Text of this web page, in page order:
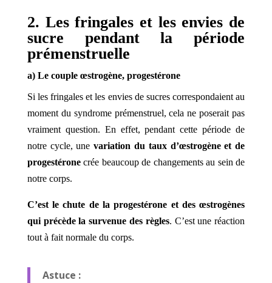
2. Les fringales et les envies de
sucre pendant la période
prémenstruelle
a) Le couple œstrogène, progestérone
Si les fringales et les envies de sucres correspondaient au
moment du syndrome prémenstruel, cela ne poserait pas
vraiment question. En effet, pendant cette période de
notre cycle, unevariation du taux d’œstrogène et de
progestéronecrée beaucoup de changements au sein de
notre corps.
C’est le chute de la progestérone et des œstrogènes
qui précède la survenue des règles. C’est une réaction
tout à fait normale du corps.
Astuce :